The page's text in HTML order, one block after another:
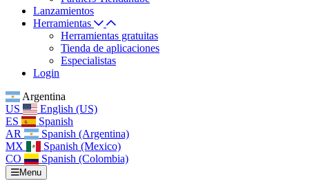
Lanzamientos
Herramientas
Herramientas gratuitas
Tienda de aplicaciones
Especialistas
Login
Argentina
US
English (US)
ES
Spanish
AR
Spanish (Argentina)
MX
Spanish (Mexico)
CO
Spanish (Colombia)
Menu